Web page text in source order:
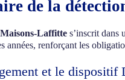
de la
Laffitte s’inscrit dans
années, renforçant les
et le dispositif